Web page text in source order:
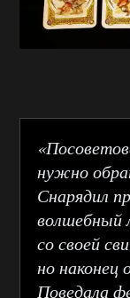
нужно
Снарядил
волшебный
со своей
но
Поведала